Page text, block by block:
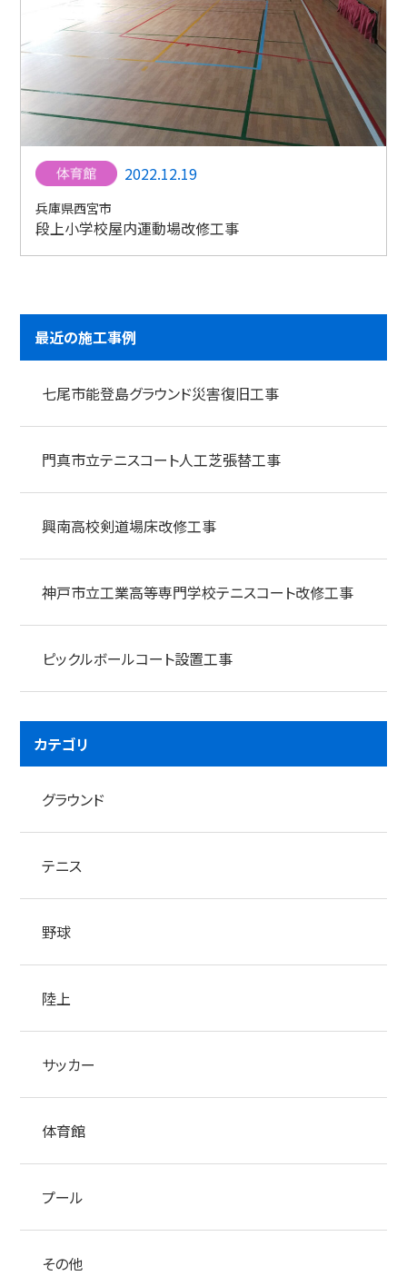
2022.12.19
兵庫県西宮市
段上小学校屋内運動場改修工事
最近の施工事例
七尾市能登島グラウンド災害復旧工事
門真市立テニスコート人工芝張替工事
興南高校剣道場床改修工事
神戸市立工業高等専門学校テニスコート改修工事
ピックルボールコート設置工事
カテゴリ
グラウンド
テニス
野球
陸上
サッカー
体育館
プール
その他